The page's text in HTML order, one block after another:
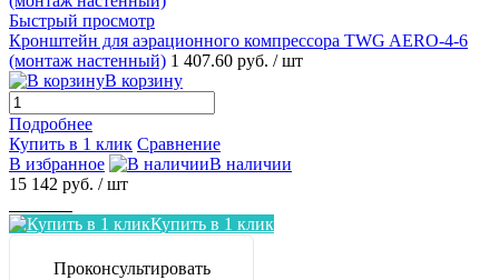
Быстрый просмотр
Кронштейн для аэрационного компрессора TWG AERO-4-6
(монтаж настенный) 1 407.60 руб. / шт
В корзину
Подробнее
Купить в 1 клик Сравнение
В избранное
В наличии
15 142 руб. / шт
Купить в 1 клик
Проконсультировать